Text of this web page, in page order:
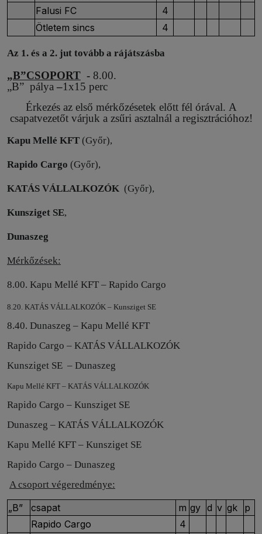
Falusi FC
4
Ötletem sincs
4
Az 1. és a 2. jut tovább a rájátszásba
„B”CSOPORT - 8.00.
„B” pálya –1x15 perc
Érkezés az első mérkőzésetek előtt fél órával. A
csapatvezetőt várjuk a zsűri asztalnál a regisztrációhoz!
Kapu Mellé KFT (Győr),
Rapido Cargo (Győr),
KATÁS VÁLLALKOZÓK (Győr),
Kunsziget SE,
Dunaszeg
Mérkőzések:
8.00. Kapu Mellé KFT – Rapido Cargo
8.20. KATÁS VÁLLALKOZÓK – Kunsziget SE
8.40. Dunaszeg – Kapu Mellé KFT
Rapido Cargo – KATÁS VÁLLALKOZÓK
Kunsziget SE – Dunaszeg
Kapu Mellé KFT – KATÁS VÁLLALKOZÓK
Rapido Cargo – Kunsziget SE
Dunaszeg – KATÁS VÁLLALKOZÓK
Kapu Mellé KFT – Kunsziget SE
Rapido Cargo – Dunaszeg
A csoport végeredménye:
„B” csapat m gy d v gk
p
Rapido Cargo
4